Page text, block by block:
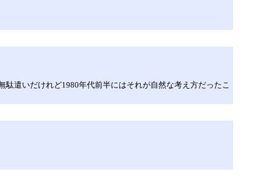
遣いだけれど1980年代前半にはそれが自然な考え方だったこ